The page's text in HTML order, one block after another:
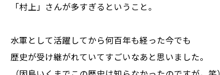
「村上」さんが多すぎるということ。
水軍として活躍してから何百年も経った今でも
歴史が受け継がれていてすごいなあと思いました。